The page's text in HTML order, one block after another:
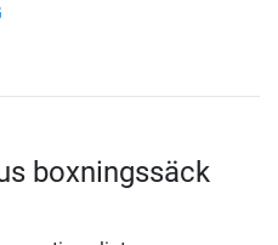
boxningssäck